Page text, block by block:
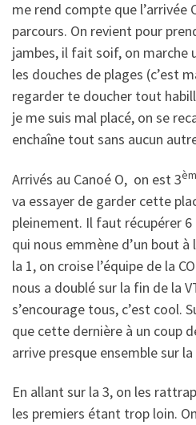
me rend compte que l’arrivée
parcours. On revient pour
jambes, il fait soif, on marche
les douches de plages (c’est
regarder te doucher tout
je me suis mal placé, on se
enchaîne tout sans aucun
Arrivés au Canoé O, on est 3
va essayer de garder cette
pleinement. Il faut récupérer 6
qui nous emmène d’un bout à
la 1, on croise l’équipe de la
nous a doublé sur la fin de la
s’encourage tous, c’est cool.
que cette dernière à un coup
arrive presque ensemble sur la
En allant sur la 3, on les
les premiers étant trop loin.